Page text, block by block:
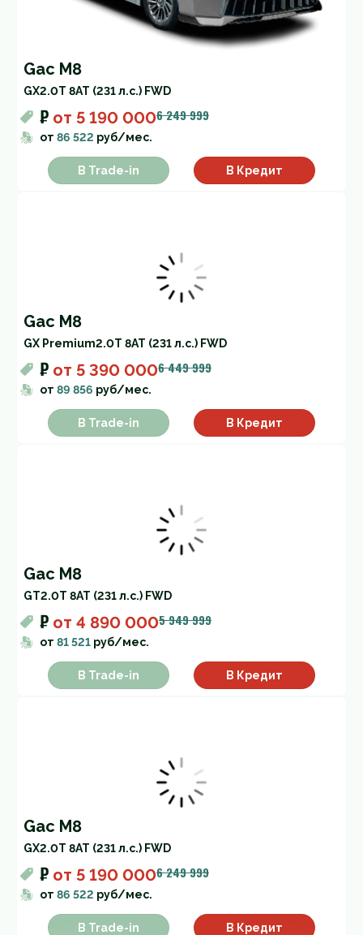
Gac M8
GX2.0T 8AT (231 л.с.) FWD
₽ от 5 190 0006 249 999
от 86 522 руб/мес.
В Trade-in В Кредит
Gac M8
GX Premium2.0T 8AT (231 л.с.) FWD
₽ от 5 390 0006 449 999
от 89 856 руб/мес.
В Trade-in В Кредит
Gac M8
GT2.0T 8AT (231 л.с.) FWD
₽ от 4 890 0005 949 999
от 81 521 руб/мес.
В Trade-in В Кредит
Gac M8
GX2.0T 8AT (231 л.с.) FWD
₽ от 5 190 0006 249 999
от 86 522 руб/мес.
В Trade-in В Кредит